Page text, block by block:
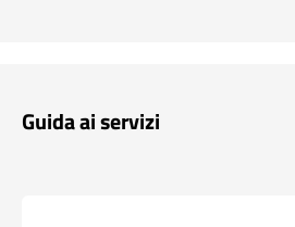
Guida ai servizi